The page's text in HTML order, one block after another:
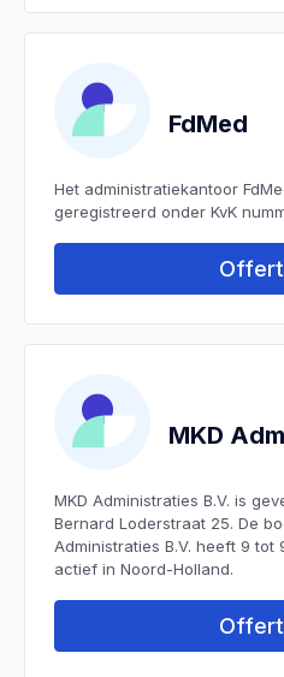
FdMed
Het administratiekantoor
geregistreerd onder KvK
MKD
MKD Administraties B.V. is
Bernard Loderstraat 25. De
Administraties B.V. heeft 9 tot
actief in Noord-Holland.